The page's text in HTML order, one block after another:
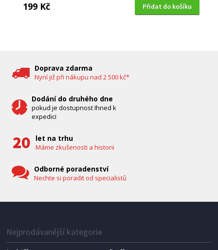
199 Kč Přidat do košíku
Doprava zdarma
Nyní již při nákupu nad 2 500 kč*
Dodání do druhého dne
pokud je dostupnost Ihned k
expedici
let na trhu
Máme zkušenosti a historii
Odborné poradenství
Nechte si poradit od specialistů
Nejprodávanější kategorie